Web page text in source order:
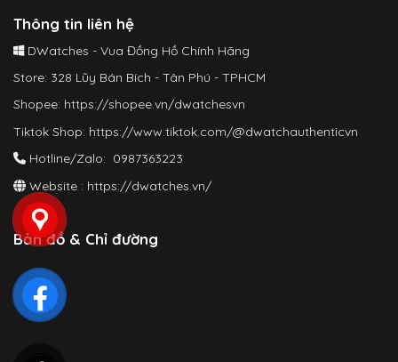
Thông tin liên hệ
DWatches - Vua Đồng Hồ Chính Hãng
Store: 328 Lũy Bán Bích - Tân Phú - TPHCM
Shopee: https://shopee.vn/dwatchesvn
Tiktok Shop: https://www.tiktok.com/@dwatchauthenticvn
Hotline/Zalo: 0987363223
Website : https://dwatches.vn/
Bản đồ & Chỉ đường